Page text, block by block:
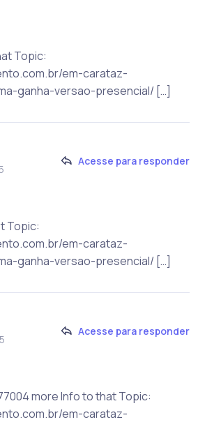
Topic:
em-carataz-
ganha-versao-presencial/ […]
Acesse para responder
Topic:
em-carataz-
ganha-versao-presencial/ […]
Acesse para responder
more Info to that Topic:
em-carataz-